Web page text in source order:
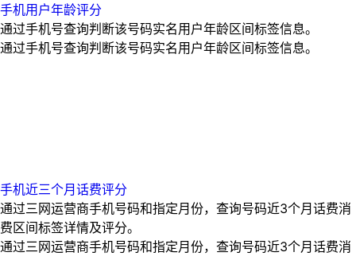
手机用户年龄评分
通过手机号查询判断该号码实名用户年龄区间标签信息。
通过手机号查询判断该号码实名用户年龄区间标签信息。
手机近三个月话费评分
通过三网运营商手机号码和指定月份，查询号码近3个月话费消
费区间标签详情及评分。
通过三网运营商手机号码和指定月份，查询号码近3个月话费消